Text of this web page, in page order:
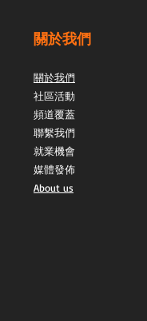
關於我們
關於我們
社區活動
頻道覆蓋
聯繫我們
就業機會
媒體發佈
About us